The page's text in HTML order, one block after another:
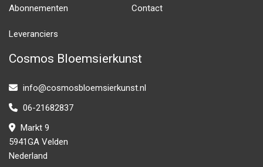
Abonnementen Contact
Leveranciers
Cosmos Bloemsierkunst
info@cosmosbloemsierkunst.nl
06-21682837
Markt 9
5941GA Velden
Nederland